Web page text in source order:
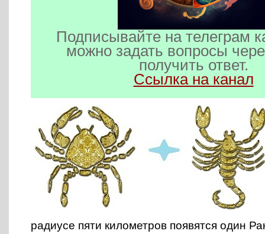
Подписывайте на телеграм
можно задать вопросы
получить ответ.
Ссылка на канал
радиусе пяти километров появятся один